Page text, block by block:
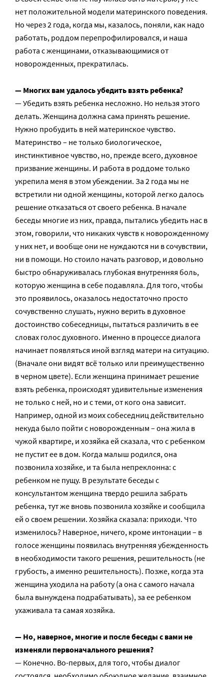
нет положительной модели материнского поведения.
Но через 2 года, когда мы, казалось, поняли, как надо
работать, роддом перепрофилировался, и наша
работа с женщинами, отказывающимися от
новорожденных, прекратилась.
— Многих вам удалось убедить взять ребенка?
— Убедить взять ребенка несложно. Но нельзя этого
делать. Женщина должна сама принять решение.
Нужно пробудить в ней материнское чувство.
Материнство – не только биологическое,
инстинктивное чувство, но, прежде всего, духовное
призвание женщины. И работа в роддоме только
укрепила меня в этом убеждении. За 2 года мы не
встретили ни одной женщины, которой легко далось
решение отказаться от своего ребенка. В начале
беседы многие из них, правда, пытались убедить нас в
этом, говорили, что никаких чувств к новорожденному
у них нет, и вообще они не нуждаются ни в сочувствии,
ни в помощи. Но стоило начать разговор, и довольно
быстро обнаруживалась глубокая внутренняя боль,
которую женщина в себе подавляла. Для того, чтобы
это проявилось, оказалось недостаточно просто
сочувственно слушать, нужно верить в духовное
достоинство собеседницы, пытаться различить в ее
словах голос духовного. Именно в процессе диалога
начинает появляться иной взгляд матери на ситуацию.
(Вначале они видят всё только или преимущественно
в черном цвете). Если женщина принимает решение
взять ребенка, происходят удивительные изменения
не только с ней, но и с теми, от кого она зависит.
Например, одной из моих собеседниц действительно
некуда было пойти с новорожденным – она жила в
чужой квартире, и хозяйка ей сказала, что с ребенком
не пустит ее в дом. Когда малыш родился, она
позвонила хозяйке, и та была непреклонна: с
ребенком не пущу. В результате беседы с
консультантом женщина твердо решила забрать
ребенка, тут же вновь позвонила хозяйке и сообщила
ей о своем решении. Хозяйка сказала: приходи. Что
изменилось? Наверное, ничего, кроме интонации – в
голосе женщины появилась внутренняя убежденность
в необходимости такого решения, решительность (не
грубость, а именно решительность). Позже, когда эта
женщина уходила на работу (а она с самого начала
была вынуждена подрабатывать), за ее ребенком
ухаживала та самая хозяйка.
— Но, наверное, многие и после беседы с вами не
изменяли первоначального решения?
— Конечно. Во-первых, для того, чтобы диалог